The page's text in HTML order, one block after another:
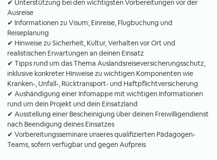
✔ Unterstützung bei den wichtigsten Vorbereitungen vor der
Ausreise
✔ Informationen zu Visum, Einreise, Flugbuchung und
Reiseplanung
✔ Hinweise zu Sicherheit, Kultur, Verhalten vor Ort und
realistischen Erwartungen an deinen Einsatz
✔ Tipps rund um das Thema Auslandsreiseversicherungsschutz,
inklusive konkreter Hinweise zu wichtigen Komponenten wie
Kranken-, Unfall-, Rücktransport- und Haftpflichtversicherung
✔ Aushändigung einer Infomappe mit wichtigen Informationen
rund um dein Projekt und dein Einsatzland
✔ Ausstellung einer Bescheinigung über deinen Freiwilligendienst
nach Beendigung deines Einsatzes
✔ Vorbereitungsseminare unseres qualifizierten Pädagogen-
Teams, sofern verfügbar und gegen Aufpreis